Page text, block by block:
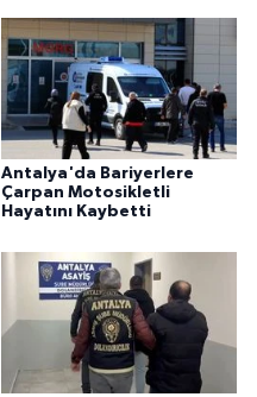
Antalya'da Bariyerlere
Çarpan Motosikletli
Hayatını Kaybetti